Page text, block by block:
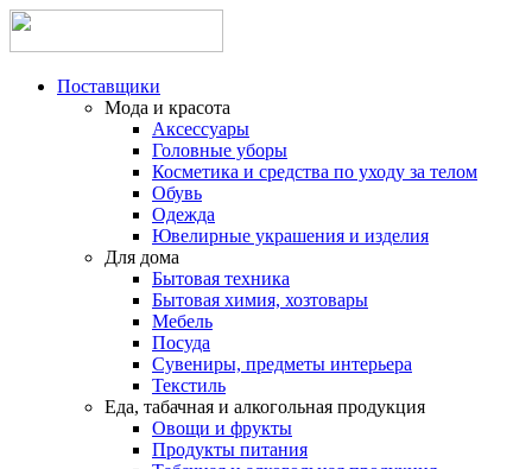
Поставщики
Мода и красота
Аксессуары
Головные уборы
Косметика и средства по уходу за телом
Обувь
Одежда
Ювелирные украшения и изделия
Для дома
Бытовая техника
Бытовая химия, хозтовары
Мебель
Посуда
Сувениры, предметы интерьера
Текстиль
Еда, табачная и алкогольная продукция
Овощи и фрукты
Продукты питания